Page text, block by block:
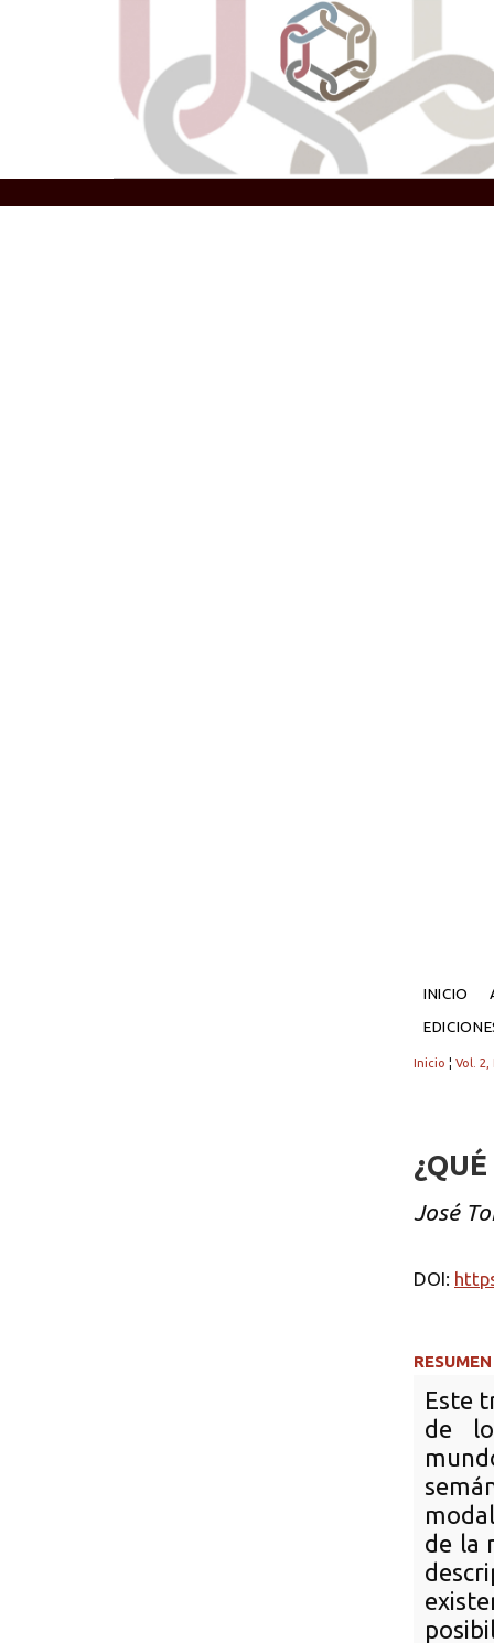
INICIO
Inicio ¦ Vol. 2,
José
DOI:
RESUMEN
Este
de
de la